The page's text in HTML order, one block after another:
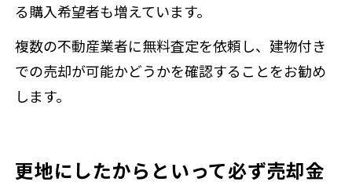
る購入希望者も増えています。
複数の不動産業者に無料査定を依頼し、建物付き
での売却が可能かどうかを確認することをお勧め
します。
更地にしたからといって必ず売却金